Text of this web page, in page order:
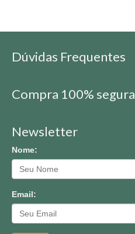
Dúvidas Frequentes
Compra 100% segura
Newsletter
Nome:
Email: